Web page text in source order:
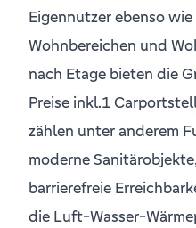
Eigennutzer ebenso
Wohnbereichen und
nach Etage bieten die
Preise inkl.1
zählen unter anderem
moderne
barrierefreie
die Luft-Wasser-